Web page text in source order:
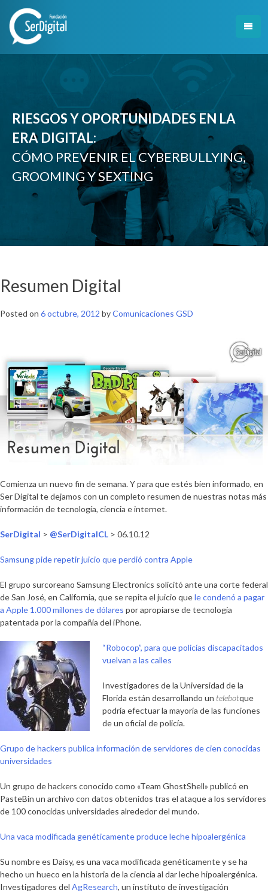
content
RIESGOS Y OPORTUNIDADES EN LA
ERA DIGITAL:
CÓMO PREVENIR EL CYBERBULLYING,
GROOMING Y SEXTING
Resumen Digital
Posted on 6 octubre, 2012 byComunicaciones GSD
Comienza un nuevo fin de semana. Y para que estés bien informado, en
Ser Digital te dejamos con un completo resumen de nuestras notas más
información de tecnología, ciencia e internet.
SerDigital > @SerDigitalCL > 06.10.12
Samsung pide repetir juicio que perdió contra Apple
El grupo surcoreano Samsung Electronics solicitó ante una corte federal
de San José, en California, que se repita el juicio quele condenó a pagar
a Apple 1.000 millones de dólares por apropiarse de tecnología
patentada por la compañía del iPhone.
“Robocop”, para que policías discapacitados
vuelvan a las calles
Investigadores de la Universidad de la
Florida están desarrollando un telebotque
podría efectuar la mayoría de las funciones
de un oficial de policía.
Grupo de hackers publica información de servidores de cien conocidas
universidades
Un grupo de hackers conocido como «Team GhostShell» publicó en
PasteBin un archivo con datos obtenidos tras el ataque a los servidores
de 100 conocidas universidades alrededor del mundo.
Una vaca modificada genéticamente produce leche hipoalergénica
Su nombre es Daisy, es una vaca modificada genéticamente y se ha
hecho un hueco en la historia de la ciencia al dar leche hipoalergénica.
Investigadores del AgResearch, un instituto de investigación